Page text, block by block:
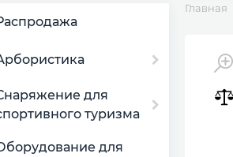
для
туризма
для
Главная